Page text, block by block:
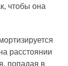
чтобы она
расстоянии
попадая в